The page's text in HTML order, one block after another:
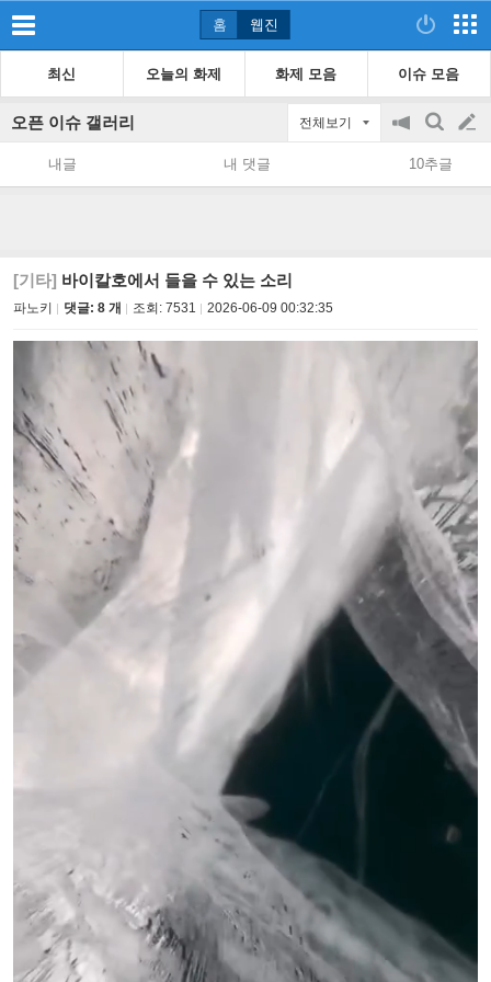
홈 웹진
최신 오늘의 화제 화제 모음 이슈 모음
오픈 이슈 갤러리 전체보기
공
지
on/off
검
색
글
쓰
내글 내 댓글 10추글
[기타] 바이칼호에서 들을 수 있는 소리
파노키 댓글: 8 개 조회: 7531 2026-06-09 00:32:35